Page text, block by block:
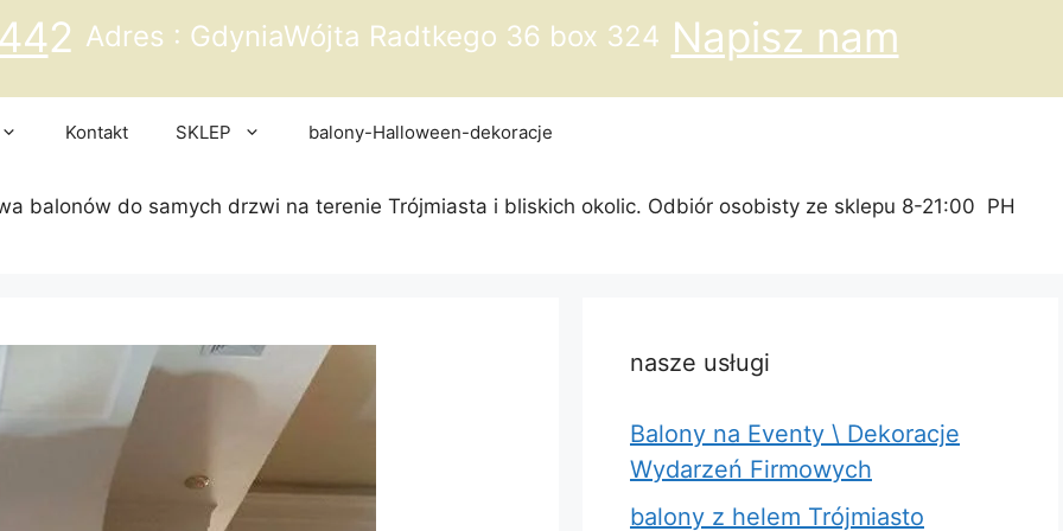
2 Adres : GdyniaWójta Radtkego 36 box 324 Napisz nam
Kontakt SKLEP balony-Halloween-dekoracje
balonów do samych drzwi na terenie Trójmiasta i bliskich okolic. Odbiór osobisty ze sklepu 8-21:00 PH
nasze usługi
Balony na Eventy \ Dekoracje
Wydarzeń Firmowych
balony z helem Trójmiasto